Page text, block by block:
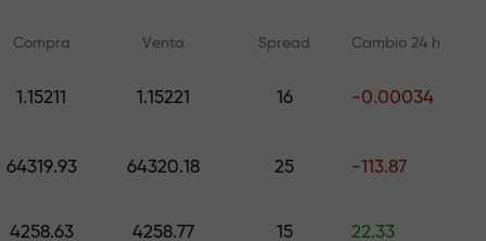
en la pista
de regalos
Compra Venta Spread Cambio 24 h
1.15211 1.15221 16 -0.00034
64319.93 64320.18 25 -113.87
4258.63 4258.77 15 22.33
Aprenda a operar desde cero —
Pronósticos diarios de